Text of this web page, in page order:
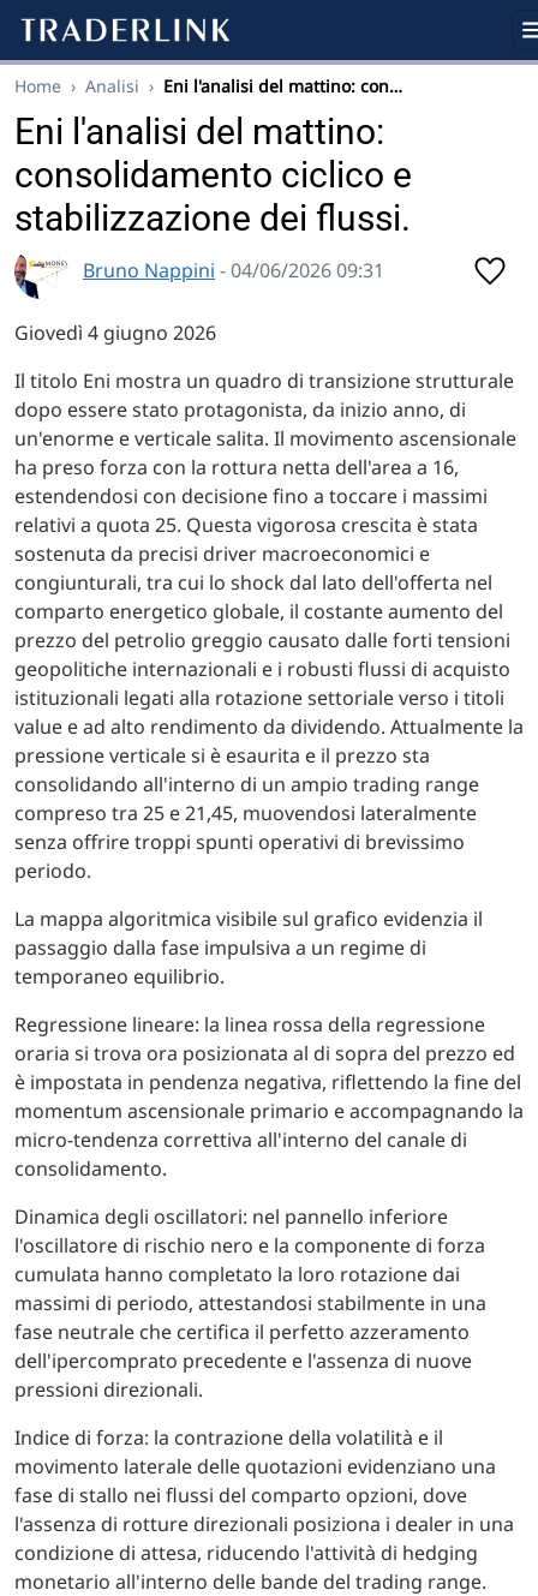
Home › Analisi › Eni l'analisi del mattino: con…
Eni l'analisi del mattino:
consolidamento ciclico e
stabilizzazione dei flussi.
Bruno Nappini - 04/06/2026 09:31
Giovedì 4 giugno 2026
Il titolo Eni mostra un quadro di transizione strutturale
dopo essere stato protagonista, da inizio anno, di
un'enorme e verticale salita. Il movimento ascensionale
ha preso forza con la rottura netta dell'area a 16,
estendendosi con decisione fino a toccare i massimi
relativi a quota 25. Questa vigorosa crescita è stata
sostenuta da precisi driver macroeconomici e
congiunturali, tra cui lo shock dal lato dell'offerta nel
comparto energetico globale, il costante aumento del
prezzo del petrolio greggio causato dalle forti tensioni
geopolitiche internazionali e i robusti flussi di acquisto
istituzionali legati alla rotazione settoriale verso i titoli
value e ad alto rendimento da dividendo. Attualmente la
pressione verticale si è esaurita e il prezzo sta
consolidando all'interno di un ampio trading range
compreso tra 25 e 21,45, muovendosi lateralmente
senza offrire troppi spunti operativi di brevissimo
periodo.
La mappa algoritmica visibile sul grafico evidenzia il
passaggio dalla fase impulsiva a un regime di
temporaneo equilibrio.
Regressione lineare: la linea rossa della regressione
oraria si trova ora posizionata al di sopra del prezzo ed
è impostata in pendenza negativa, riflettendo la fine del
momentum ascensionale primario e accompagnando la
micro-tendenza correttiva all'interno del canale di
consolidamento.
Dinamica degli oscillatori: nel pannello inferiore
l'oscillatore di rischio nero e la componente di forza
cumulata hanno completato la loro rotazione dai
massimi di periodo, attestandosi stabilmente in una
fase neutrale che certifica il perfetto azzeramento
dell'ipercomprato precedente e l'assenza di nuove
pressioni direzionali.
Indice di forza: la contrazione della volatilità e il
movimento laterale delle quotazioni evidenziano una
fase di stallo nei flussi del comparto opzioni, dove
l'assenza di rotture direzionali posiziona i dealer in una
condizione di attesa, riducendo l'attività di hedging
monetario all'interno delle bande del trading range.